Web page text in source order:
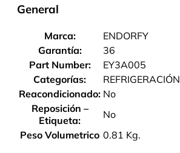
General
Marca:
ENDORFY
Garantía:
36
Part Number:
EY3A005
Categorías:
REFRIGERACIÓN
Reacondicionado: No
Reposición –
Etiqueta:
No
Peso Volumetrico 0.81 Kg.